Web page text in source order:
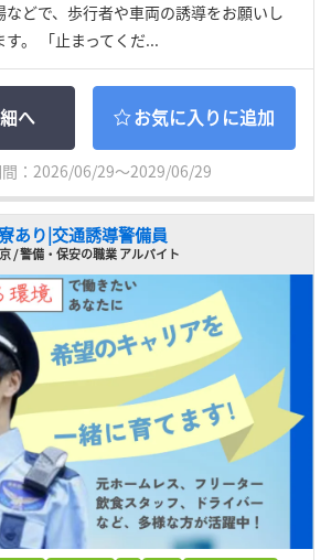
などで、歩行者や車両の誘導をお願いし
す。 「止まってくだ...
へ お気に入りに追加
：2026/06/29～2029/06/29
あり|交通誘導警備員
/ 警備・保安の職業 アルバイト